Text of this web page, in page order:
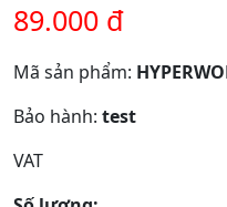
89.000 đ
Mã sản phẩm:
Bảo hành: test
VAT